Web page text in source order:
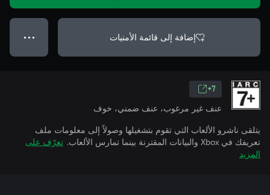
إضافة إلى قائمة الأمنيات ● ● ●
7+
عنف غير مرغوب، عنف ضمني، خوف
يتلقى ناشرو الألعاب التي تقوم بتشغيلها وصولاً إلى معلومات ملف
تعريفك في Xbox والبيانات المقترنة بينما تمارس الألعاب.
تعرّف على
المزيد